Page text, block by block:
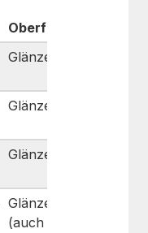
Oberfläche
Glänzend
Glänzend
Glänzend
Glänzend
(auch